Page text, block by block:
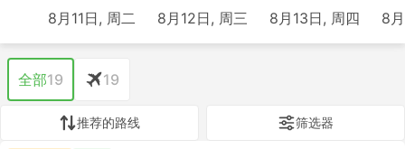
8月11日, 周二 8月12日, 周三 8月13日, 周四 8
全部19 19
推荐的路线 筛选器